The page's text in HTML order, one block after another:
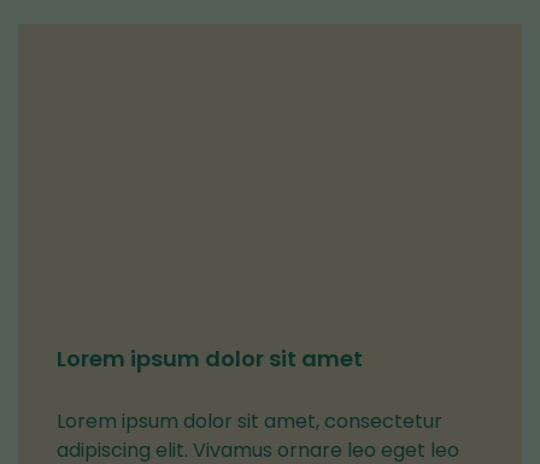
Lorem ipsum dolor sit amet
Lorem ipsum dolor sit amet, consectetur
adipiscing elit. Vivamus ornare leo eget leo